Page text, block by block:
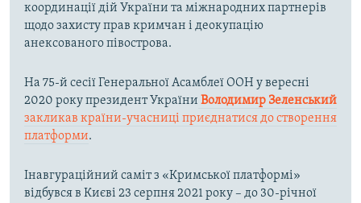
координації дій України та міжнародних партнерів
щодо захисту прав кримчан і деокупацію
анексованого півострова.
На 75-й сесії Генеральної Асамблеї ООН у вересні
2020 року президент України Володимир Зеленський
закликав країни-учасниці приєднатися до створення
платформи.
Інавгураційний саміт з «Кримської платформі»
відбувся в Києві 23 серпня 2021 року – до 30-річної